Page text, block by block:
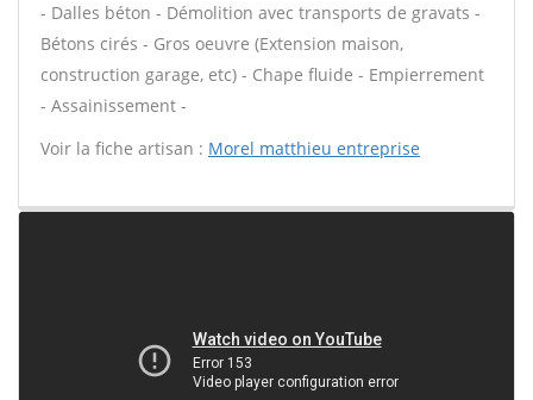
- Dalles béton - Démolition avec transports de gravats -
Bétons cirés - Gros oeuvre (Extension maison,
construction garage, etc) - Chape fluide - Empierrement
- Assainissement -
Voir la fiche artisan : Morel matthieu entreprise